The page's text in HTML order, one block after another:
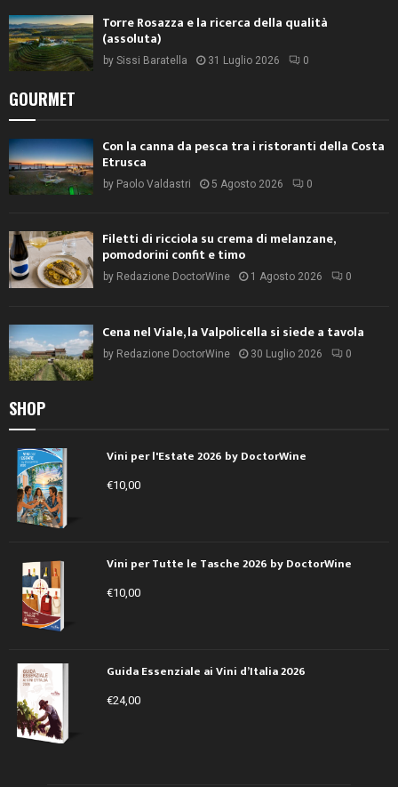
Torre Rosazza e la ricerca della qualità
(assoluta)
by Sissi Baratella 31 Luglio 2026 0
GOURMET
Con la canna da pesca tra i ristoranti della Costa
Etrusca
by Paolo Valdastri 5 Agosto 2026 0
Filetti di ricciola su crema di melanzane,
pomodorini confit e timo
by Redazione DoctorWine 1 Agosto 2026 0
Cena nel Viale, la Valpolicella si siede a tavola
by Redazione DoctorWine 30 Luglio 2026 0
SHOP
Vini per l'Estate 2026 by DoctorWine
€10,00
Vini per Tutte le Tasche 2026 by DoctorWine
€10,00
Guida Essenziale ai Vini d’Italia 2026
€24,00